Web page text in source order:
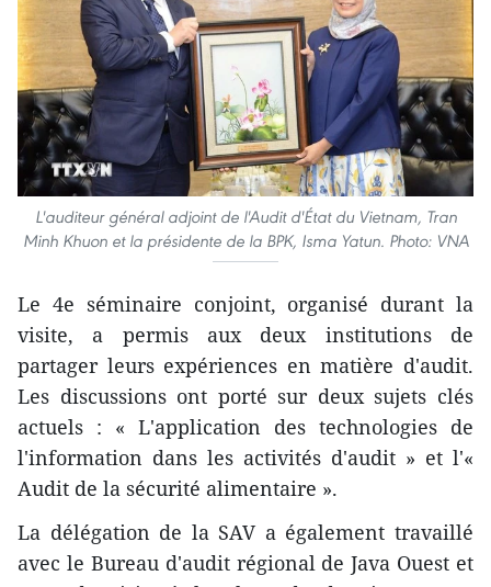
L'auditeur général adjoint de l'Audit d'État du Vietnam, Tran
Minh Khuon et la présidente de la BPK, Isma Yatun. Photo: VNA
Le 4e séminaire conjoint, organisé durant la
visite, a permis aux deux institutions de
partager leurs expériences en matière d'audit.
Les discussions ont porté sur deux sujets clés
actuels : « L'application des technologies de
l'information dans les activités d'audit » et l'«
Audit de la sécurité alimentaire ».
La délégation de la SAV a également travaillé
avec le Bureau d'audit régional de Java Ouest et